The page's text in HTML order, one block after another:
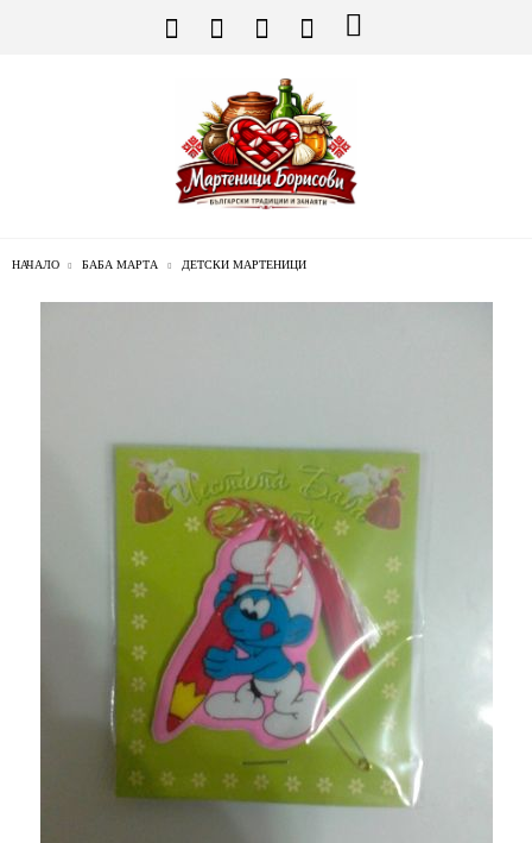
НАЧАЛО БАБА МАРТА ДЕТСКИ МАРТЕНИЦИ